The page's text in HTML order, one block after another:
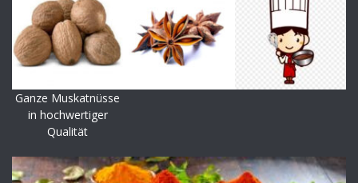
Ganze Muskatnüsse
in hochwertiger
Qualität